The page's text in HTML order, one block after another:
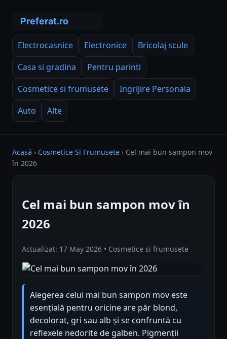
Electrocasnice Electronice
Bricolaj scule
Casa si gradina
Pentru parinti
Cosmetice si frumusete
Ingrijire Personala
Auto
Alte
Acasă › Cosmetice Si Frumusete › Cel mai bun sampon mov
în 2026
Cel mai bun sampon mov în
2026
Actualizat: 17 May 2026 • Cosmetice si frumusete
Alegerea celui mai bun sampon mov este
esențială pentru oricine are păr blond,
decolorat, gri sau alb și se confruntă cu
reflexele nedorite de galben. Pigmenții